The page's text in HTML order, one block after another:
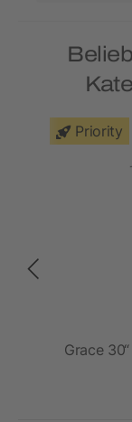
Priority
Grace